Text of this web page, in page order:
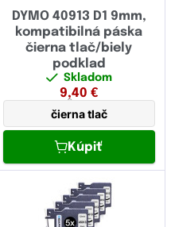
DYMO 40913 D1 9mm,
kompatibilná páska
čierna tlač/biely
podklad
Skladom
9,40 €
9 mm
čierna tlač
Kúpiť